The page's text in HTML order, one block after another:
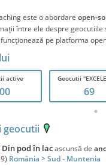
este o abordare open-
între ele despre
pe platforma
active Geocutii
69
geocutii
Din pod în lacascunsă de
România > Sud - Muntenia